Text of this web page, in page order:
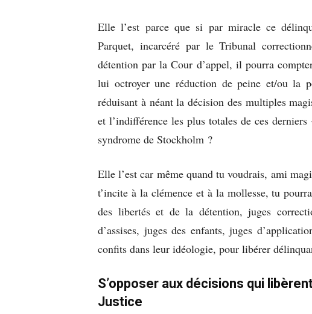
Elle l’est parce que si par miracle ce
Parquet, incarcéré par le Tribunal
détention par la Cour d’appel, il pourra
lui octroyer une réduction de peine et/ou la
réduisant à néant la décision des multiples
et l’indifférence les plus totales de ces
syndrome de Stockholm ?
Elle l’est car même quand tu voudrais, ami
t’incite à la clémence et à la mollesse, tu
des libertés et de la détention, juges
d’assises, juges des enfants, juges
confits dans leur idéologie, pour libérer
S’opposer aux décisions qui
Justice